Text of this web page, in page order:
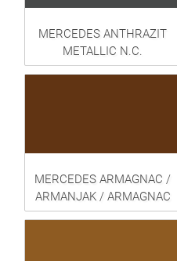
MERCEDES ANTHRAZIT
METALLIC N.C.
MERCEDES ARMAGNAC /
ARMANJAK / ARMAGNAC